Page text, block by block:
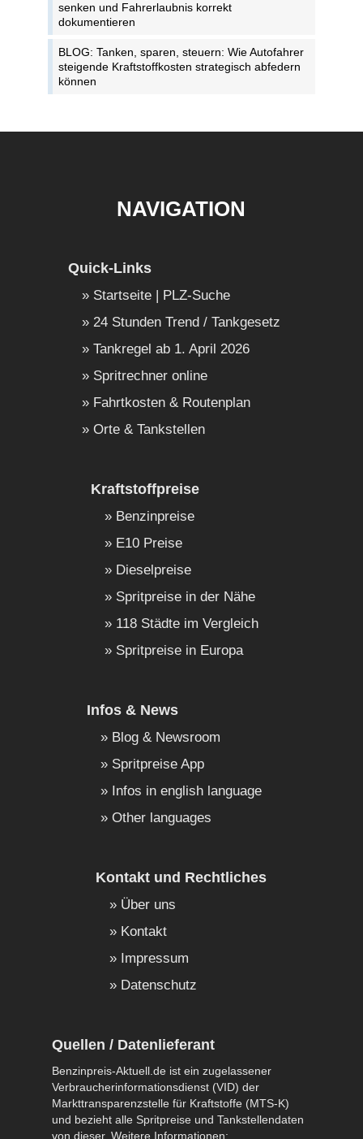
senken und Fahrerlaubnis korrekt
dokumentieren
BLOG: Tanken, sparen, steuern: Wie Autofahrer
steigende Kraftstoffkosten strategisch abfedern
können
NAVIGATION
Quick-Links
Startseite | PLZ-Suche
24 Stunden Trend / Tankgesetz
Tankregel ab 1. April 2026
Spritrechner online
Fahrtkosten & Routenplan
Orte & Tankstellen
Kraftstoffpreise
Benzinpreise
E10 Preise
Dieselpreise
Spritpreise in der Nähe
118 Städte im Vergleich
Spritpreise in Europa
Infos & News
Blog & Newsroom
Spritpreise App
Infos in english language
Other languages
Kontakt und Rechtliches
Über uns
Kontakt
Impressum
Datenschutz
Quellen / Datenlieferant
Benzinpreis-Aktuell.de ist ein zugelassener
Verbraucherinformationsdienst (VID) der
Markttransparenzstelle für Kraftstoffe (MTS-K)
und bezieht alle Spritpreise und Tankstellendaten
von dieser. Weitere Informationen: